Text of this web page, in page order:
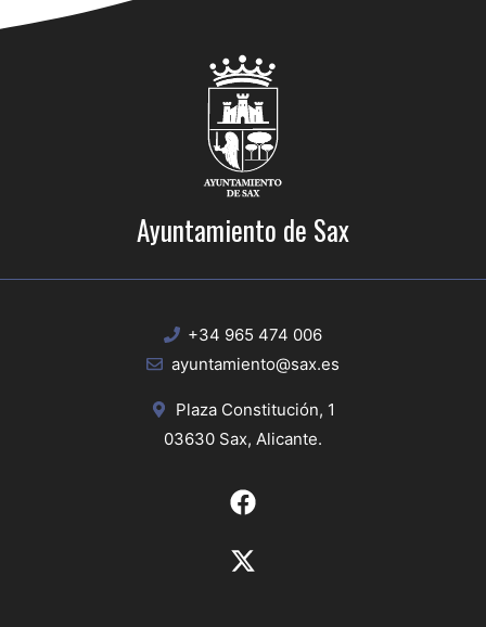
Ayuntamiento de Sax
+34 965 474 006
ayuntamiento@sax.es
Plaza Constitución, 1
03630 Sax, Alicante.